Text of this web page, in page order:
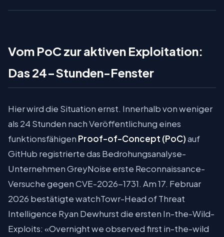
Vom PoC zur aktiven Exploitation:
Das 24-Stunden-Fenster
Hier wird die Situation ernst. Innerhalb von weniger
als 24 Stunden nach Veröffentlichung eines
funktionsfähigen Proof-of-Concept (PoC)auf
GitHub registrierte das Bedrohungsanalyse-
Unternehmen GreyNoise erste Reconnaissance-
Versuche gegen CVE-2026-1731. Am 17. Februar
2026 bestätigte watchTowr-Head of Threat
Intelligence Ryan Dewhurst die ersten In-the-Wild-
Exploits: «Overnight we observed first in-the-wild